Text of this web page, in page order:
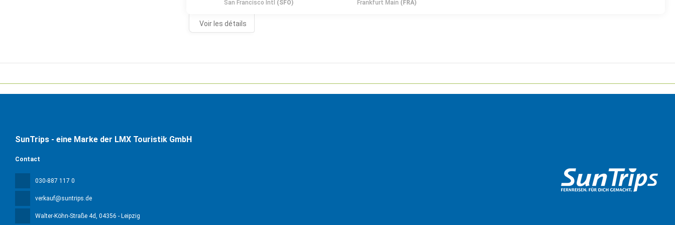
San Francisco Intl (SFO) Frankfurt Main (FRA)
Voir les détails
SunTrips - eine Marke der LMX Touristik GmbH
Contact
030-887 117 0
verkauf@suntrips.de
Walter-Köhn-Straße 4d, 04356 - Leipzig